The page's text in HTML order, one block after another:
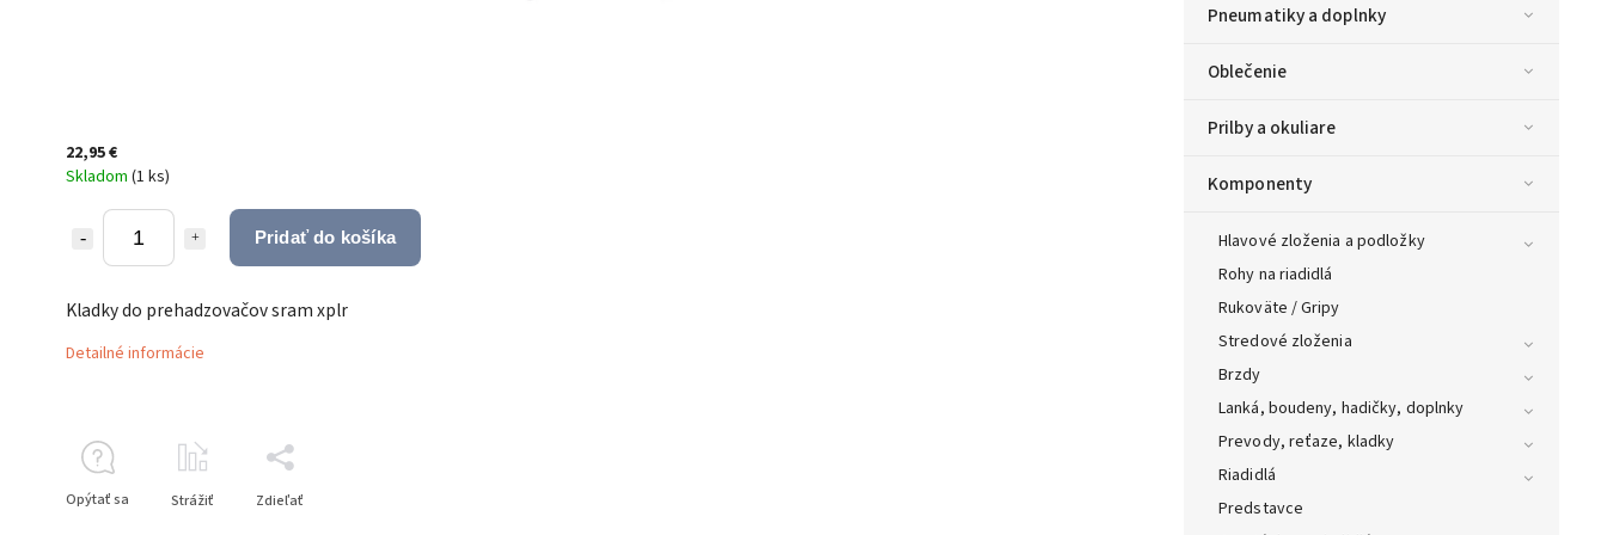
Pneumatiky a doplnky
Oblečenie
Prilby a okuliare
Komponenty
Hlavové zloženia a podložky
Rohy na riadidlá
Rukoväte / Gripy
Stredové zloženia
Brzdy
Lanká, boudeny, hadičky, doplnky
Prevody, reťaze, kladky
Riadidlá
Predstavce
22,95 €
Skladom (1 ks)
Pridať do košíka
Kladky do prehadzovačov sram xplr
Detailné informácie
Opýtať sa Strážiť Zdieľať